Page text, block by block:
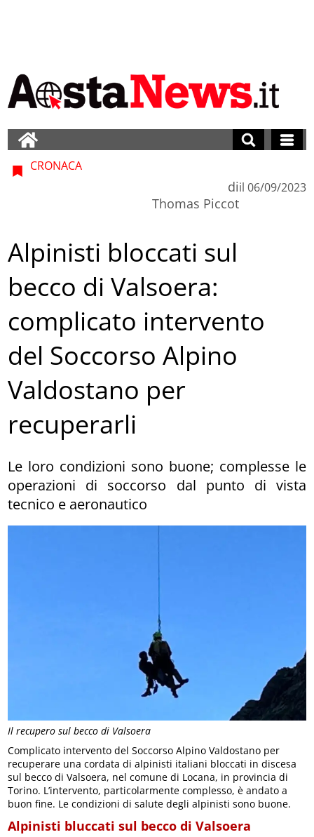
Il recupero sul becco di Valsoera
CRONACA
di
Thomas Piccot
il 06/09/2023
Alpinisti bloccati sul
becco di Valsoera:
complicato intervento
del Soccorso Alpino
Valdostano per
recuperarli
Le loro condizioni sono buone; complesse le
operazioni di soccorso dal punto di vista
tecnico e aeronautico
Complicato intervento del Soccorso Alpino Valdostano per
recuperare una cordata di alpinisti italiani bloccati in discesa
sul becco di Valsoera, nel comune di Locana, in provincia di
Torino. L’intervento, particolarmente complesso, è andato a
buon fine. Le condizioni di salute degli alpinisti sono buone.
Alpinisti bluccati sul becco di Valsoera